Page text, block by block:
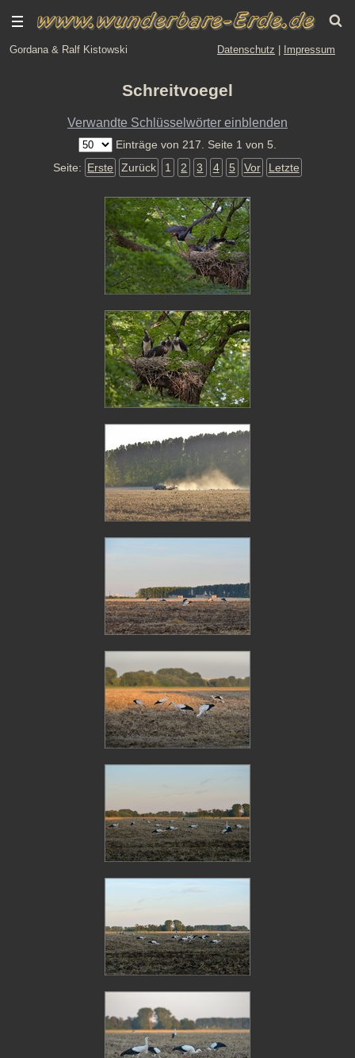
Gordana & Ralf Kistowski Datenschutz Impressum
Schreitvoegel
Verwandte Schlüsselwörter einblenden
Einträge von 217. Seite 1 von 5.
Seite: Erste Zurück 1 2 3 4 5 Vor Letzte